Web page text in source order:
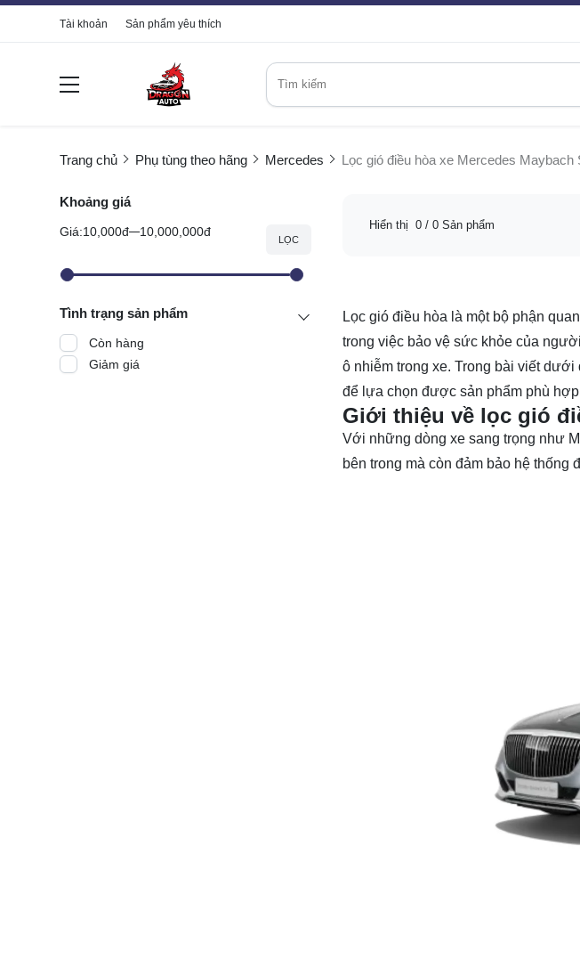
Tài khoản Sản phẩm yêu thích
Trang chủ Phụ tùng theo hãng Mercedes Lọc gió điều hòa xe Mercedes Maybach
Khoảng giá
Giá:10,000đ 10,000,000đ
LỌC
Tình trạng sản phẩm
Còn hàng
Giảm giá
Hiển thị 0/ 0 Sản phẩm
Lọc gió điều hòa là một bộ phận
trong việc bảo vệ sức khỏe của
ô nhiễm trong xe. Trong bài viết
để lựa chọn được sản phẩm phù hợp
Giới thiệu về lọc gió
Với những dòng xe sang trọng như
bên trong mà còn đảm bảo hệ thống